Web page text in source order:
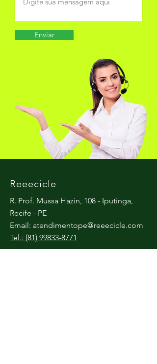
Enviar
Reeecicle
R. Prof. Mussa Hazin, 108 - Iputinga,
Recife - PE
Email: atendimentope@reeecicle.com
Tel.: (81) 99833-8771